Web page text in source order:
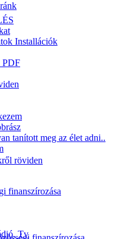
röviden
Installációk
PDF
tanított meg az élet adni..
finanszírozása
Tv